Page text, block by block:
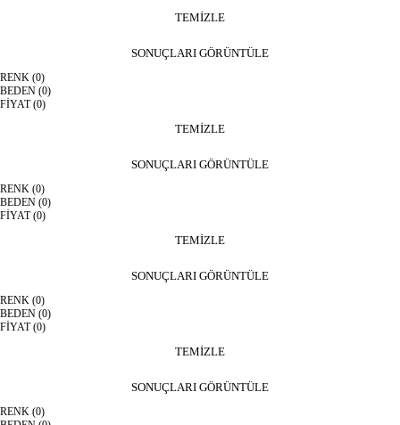
TEMİZLE
SONUÇLARI GÖRÜNTÜLE
RENK (0)
BEDEN (0)
FİYAT(0)
TEMİZLE
SONUÇLARI GÖRÜNTÜLE
RENK (0)
BEDEN (0)
FİYAT(0)
TEMİZLE
SONUÇLARI GÖRÜNTÜLE
RENK (0)
BEDEN (0)
FİYAT(0)
TEMİZLE
SONUÇLARI GÖRÜNTÜLE
RENK (0)